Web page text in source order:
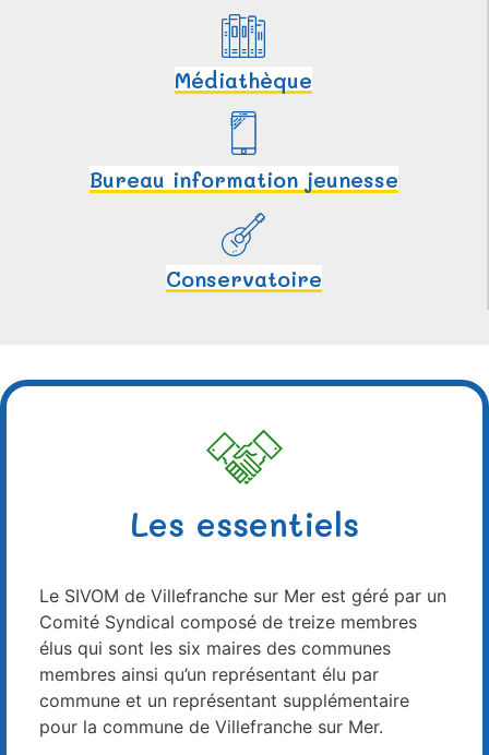
Médiathèque
Bureau information jeunesse
Conservatoire
Les essentiels
Le SIVOM de Villefranche sur Mer est géré par un
Comité Syndical composé de treize membres
élus qui sont les six maires des communes
membres ainsi qu’un représentant élu par
commune et un représentant supplémentaire
pour la commune de Villefranche sur Mer.